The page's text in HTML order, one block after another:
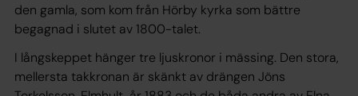
den gamla, som kom från Hörby kyrka som bättre
begagnad i slutet av 1800-talet.
I långskeppet hänger tre ljuskronor i mässing. Den stora,
mellersta takkronan är skänkt av drängen Jöns